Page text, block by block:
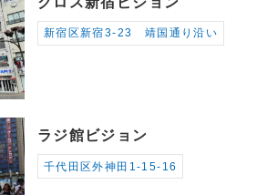
新宿区新宿3-23 靖国通り沿い
ラジ館ビジョン
千代田区外神田1-15-16